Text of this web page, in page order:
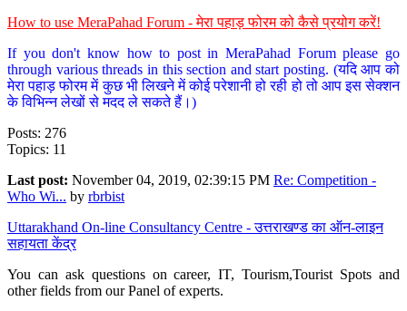
How to use MeraPahad Forum - मेरा पहाड़ फोरम को कैसे प्रयोग करें!
If you don't know how to post in MeraPahad Forum please go
through various threads in this section and start posting. (यदि आप को
मेरा पहाड़ फोरम में कुछ भी लिखने में कोई परेशानी हो रही हो तो आप इस सेक्शन
के विभिन्न लेखों से मदद ले सकते हैं।)
Posts: 276
Topics: 11
Last post: November 04, 2019, 02:39:15 PM Re: Competition -
Who Wi... by rbrbist
Uttarakhand On-line Consultancy Centre - उत्तराखण्ड का ऑन-लाइन
सहायता केंद्र
You can ask questions on career, IT, Tourism,Tourist Spots and
other fields from our Panel of experts.